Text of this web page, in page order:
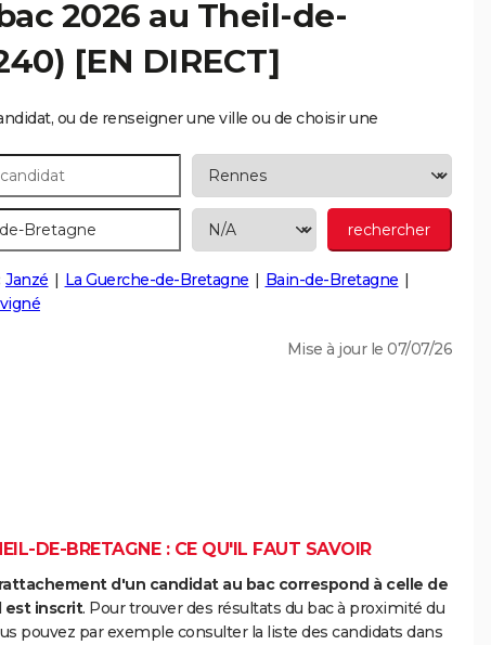
2026 au Theil-de-
[EN DIRECT]
ou de renseigner une ville ou de choisir une
Janzé La Guerche-de-Bretagne
Bain-de-Bretagne
Mise à jour le 07/07/26
DE-BRETAGNE : CE QU'IL FAUT SAVOIR
d'un candidat au bac correspond à celle de
est inscrit. Pour trouver des résultats du bac à proximité du
pouvez par exemple consulter la liste des candidats dans